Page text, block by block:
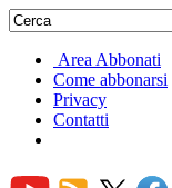
Area Abbonati
Come abbonarsi
Privacy
Contatti